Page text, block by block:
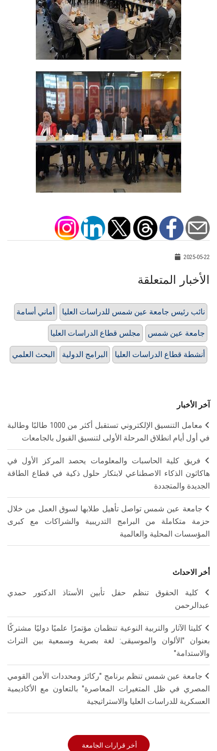
2025-05-22
الأخبار المتعلقة
أماني أسامة نائب رئيس جامعة عين شمس للدراسات العليا
مجلس قطاع الدراسات العليا جامعة عين شمس
البحث العلمي البرامج الدولية أنشطة قطاع الدراسات العليا
آخر الأخبار
معامل التنسيق الإلكتروني تستقبل أكثر من 1000 طالبًا وطالبة
في أول أيام انطلاق المرحلة الأولى لتنسيق القبول بالجامعات
فريق كلية الحاسبات والمعلومات يحصد المركز الأول في
هاكاثون الذكاء الاصطناعي لابتكار حلول ذكية في قطاع الطاقة
الجديدة والمتجددة
جامعة عين شمس تواصل تأهيل طلابها لسوق العمل من خلال
حزمة متكاملة من البرامج التدريبية والشراكات مع كبرى
المؤسسات المحلية والعالمية
أخر الاحداث
كلية الحقوق تنظم حفل تأبين الأستاذ الدكتور حمدي
عبدالرحمن
كليتا الآثار والتربية النوعية تنظمان مؤتمرًا علميًا دوليًا مشتركًا
بعنوان "الألوان والموسيقى: لغة بصرية وسمعية بين التراث
والاستدامة"
جامعة عين شمس تنظم برنامج "ركائز ومحددات الأمن القومي
المصري في ظل المتغيرات المعاصرة" بالتعاون مع الأكاديمية
العسكرية للدراسات العليا والاستراتيجية
أخر قرارات الجامعة